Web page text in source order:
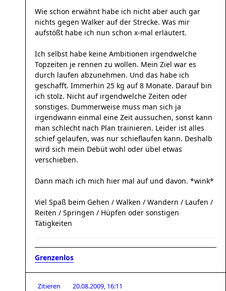
Wie schon erwähnt habe ich nicht aber auch gar
nichts gegen Walker auf der Strecke. Was mir
aufstößt habe ich nun schon x-mal erläutert.
Ich selbst habe keine Ambitionen irgendwelche
Topzeiten je rennen zu wollen. Mein Ziel war es
durch laufen abzunehmen. Und das habe ich
geschafft. Immerhin 25 kg auf 8 Monate. Darauf bin
ich stolz. Nicht auf irgendwelche Zeiten oder
sonstiges. Dummerweise muss man sich ja
irgendwann einmal eine Zeit aussuchen, sonst kann
man schlecht nach Plan trainieren. Leider ist alles
schief gelaufen, was nur schieflaufen kann. Deshalb
wird sich mein Debüt wohl oder übel etwas
verschieben.
Dann mach ich mich hier mal auf und davon. *wink*
Viel Spaß beim Gehen / Walken / Wandern / Laufen /
Reiten / Springen / Hüpfen oder sonstigen
Tätigkeiten
Grenzenlos
Zitieren 20.08.2009, 16:11